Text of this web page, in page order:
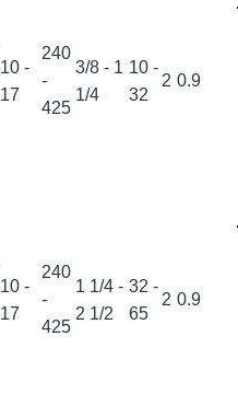
10 -
17
240
-
425
3/8 - 1
1/4
10 -
32
2 0.9
10 -
17
240
-
425
1 1/4 -
2 1/2
32 -
65
2 0.9